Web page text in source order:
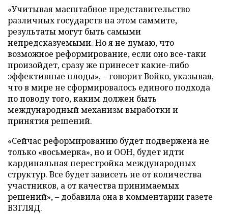
«Учитывая масштабное представительство
различных государств на этом саммите,
результаты могут быть самыми
непредсказуемыми. Но я не думаю, что
возможное реформирование, если оно все-таки
произойдет, сразу же принесет какие-либо
эффективные плоды», – говорит Войко, указывая,
что в мире не сформировалось единого подхода
по поводу того, каким должен быть
международный механизм выработки и
принятия решений.
«Сейчас реформированию будет подвержена не
только «восьмерка», но и ООН, будет идти
кардинальная перестройка международных
структур. Все будет зависеть не от количества
участников, а от качества принимаемых
решений», – добавила она в комментарии газете
ВЗГЛЯД.